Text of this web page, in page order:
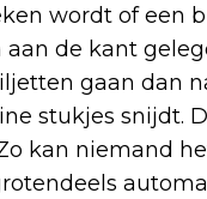
wordt of een
de kant
gaan dan
stukjes snijdt.
kan niemand